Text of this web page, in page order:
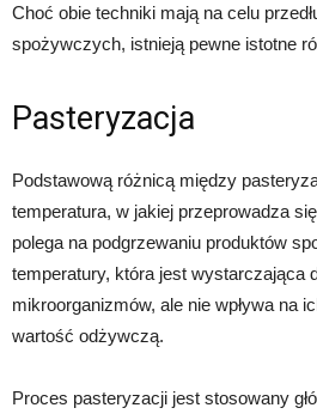
Choć obie techniki mają na celu
spożywczych, istnieją pewne istotne
Pasteryzacja
Podstawową różnicą między
temperatura, w jakiej przeprowadza
polega na podgrzewaniu produktów
temperatury, która jest wystarczająca
mikroorganizmów, ale nie wpływa na
wartość odżywczą.
Proces pasteryzacji jest stosowany